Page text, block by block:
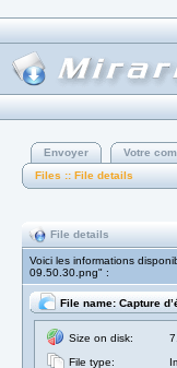
Envoyer Votre
Files :: File details
File details
Voici les informations
09.50.30.png" :
File name: Capture
Size on disk:
File type: